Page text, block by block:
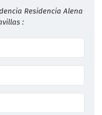
Residencia Alena
: